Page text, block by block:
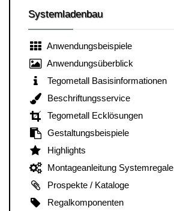
Systemladenbau
Anwendungsbeispiele
Anwendungsüberblick
Tegometall Basisinformationen
Beschriftungsservice
Tegometall Ecklösungen
Gestaltungsbeispiele
Highlights
Montageanleitung Systemregale
Prospekte / Kataloge
Regalkomponenten